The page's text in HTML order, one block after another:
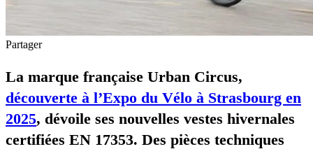
Partager
La marque française Urban Circus,
découverte à l’Expo du Vélo à Strasbourg en
2025, dévoile ses nouvelles vestes hivernales
certifiées EN 17353. Des pièces techniques